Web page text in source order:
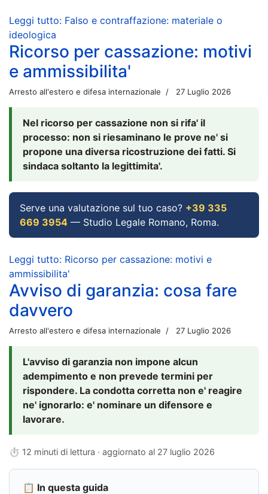
Leggi tutto: Falso e contraffazione: materiale o
ideologica
Ricorso per cassazione: motivi
e ammissibilita'
Arresto all'estero e difesa internazionale 27 Luglio 2026
Nel ricorso per cassazione non si rifa' il
processo: non si riesaminano le prove ne' si
propone una diversa ricostruzione dei fatti. Si
sindaca soltanto la legittimita'.
Serve una valutazione sul tuo caso? +39 335
669 3954 — Studio Legale Romano, Roma.
Leggi tutto: Ricorso per cassazione: motivi e
ammissibilita'
Avviso di garanzia: cosa fare
davvero
Arresto all'estero e difesa internazionale 27 Luglio 2026
L'avviso di garanzia non impone alcun
adempimento e non prevede termini per
rispondere. La condotta corretta non e' reagire
ne' ignorarlo: e' nominare un difensore e
lavorare.
⏱ 12 minuti di lettura · aggiornato al 27 luglio 2026
📋 In questa guida